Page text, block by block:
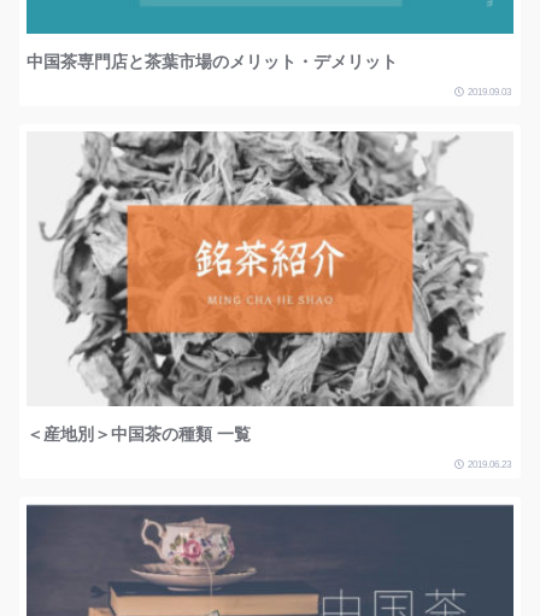
中国茶専門店と茶葉市場のメリット・デメリット
2019.09.03
＜産地別＞中国茶の種類 一覧
2019.06.23